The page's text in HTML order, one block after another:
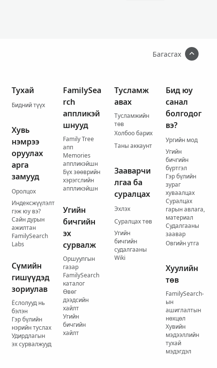
Багасгах
Тухай
Бидний түүх
Хувь
нэмрээ
оруулах
арга
замууд
Оролцох
Индексжүүлэлт
гэж юу вэ?
Сайн дурын
ажилтан
FamilySearch
Labs
Сүмийн
гишүүдэд
зориулав
Ёслолууд нь
бэлэн
Гэр бүлийн
нэрийн туслах
Удирдлагын
эх сурвалжууд
FamilySea
rch
аппликэй
шнууд
Family Tree
апп
Memories
аппликэйшн
Бүх зөөврийн
хэрэгслийн
аппликэйшн
Угийн
бичгийн
эх
сурвалж
Оршуулгын
газар
FamilySearch
каталог
Өвөг
дээдсийн
хайлт
Угийн
бичгийн
хайлт
Тусламж
авах
Тусламжийн
төв
Холбоо барих
Таны аккаунт
Зааварчи
лгаа ба
суралцах
Эхлэх
Суралцах төв
Угийн
бичгийн
судалгааны
Wiki
Бид юу
санал
болгодог
вэ?
Ургийн мод
Угийн
бичгийн
бүртгэл
Гэр бүлийн
зураг
хуваалцах
Суралцах
гарын авлага,
материал
Судалгааны
заавар
Овгийн утга
Хуулийн
төв
FamilySearch-
ын
ашиглалтын
нөхцөл
Хувийн
мэдээллийн
тухай
мэдэгдэл